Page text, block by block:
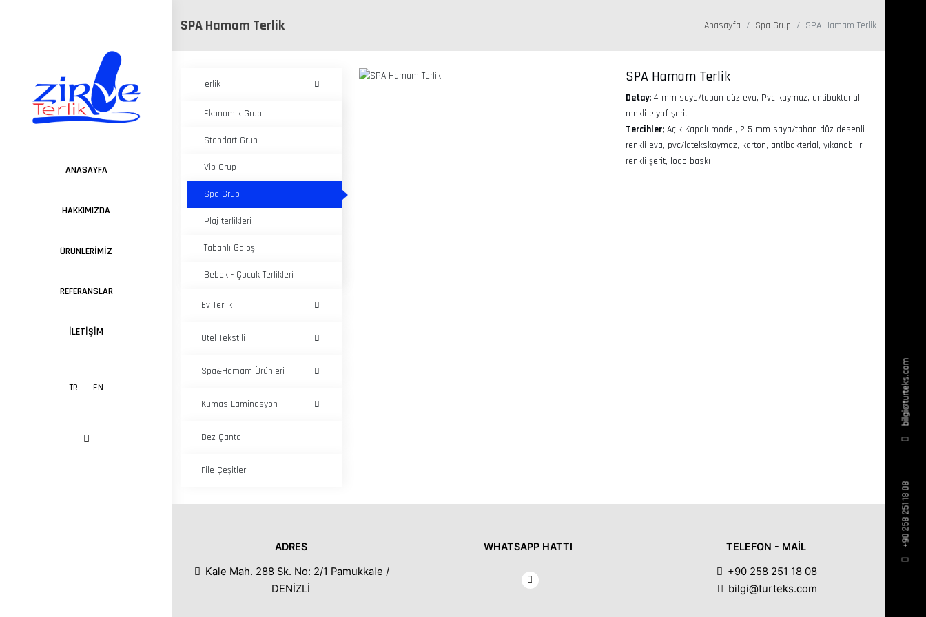
ANASAYFA
HAKKIMIZDA
ÜRÜNLERIMIZ
REFERANSLAR
İLETIŞIM
TR EN
+90 258 251 18 08
bilgi@turteks.com
SPA Hamam Terlik Anasayfa Spa Grup SPA Hamam Terlik
Terlik
Ekonomik Grup
Standart Grup
Vip Grup
Spa Grup
Plaj terlikleri
Tabanlı Galoş
Bebek - Çocuk Terlikleri
Ev Terlik
Otel Tekstili
Spa&Hamam Ürünleri
Kumas Laminasyon
Bez Çanta
File Çeşitleri
SPA Hamam Terlik
Detay; 4 mm saya/taban düz eva, Pvc kaymaz, antibakterial,
renkli elyaf şerit
Tercihler; Açık-Kapalı model, 2-5 mm saya/taban düz-desenli
renkli eva, pvc/latekskaymaz, karton, antibakterial, yıkanabilir,
renkli şerit, logo baskı
ADRES
Kale Mah. 288 Sk. No: 2/1 Pamukkale /
DENİZLİ
WHATSAPP HATTI TELEFON - MAIL
+90 258 251 18 08
bilgi@turteks.com